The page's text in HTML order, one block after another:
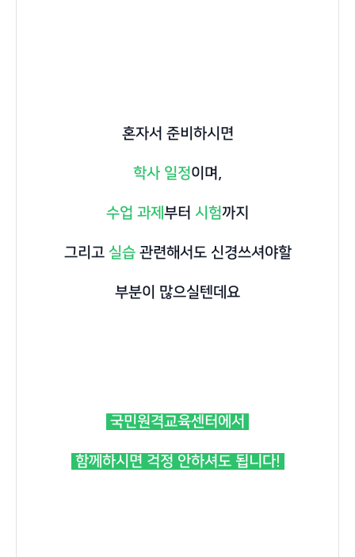
혼자서 준비하시면
학사 일정이며,
수업 과제 부터 시험까지
그리고 실습관련해서도 신경쓰셔야할
부분이 많으실텐데요
국민원격교육센터에서
함께하시면 걱정 안하셔도 됩니다!